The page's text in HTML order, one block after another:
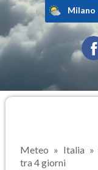
Milano
Meteo Italia
tra 4 giorni